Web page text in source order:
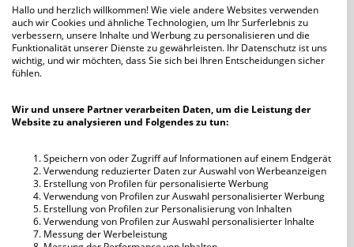
Hallo und herzlich willkommen! Wie viele andere Websites verwenden
auch wir Cookies und ähnliche Technologien, um Ihr Surferlebnis zu
verbessern, unsere Inhalte und Werbung zu personalisieren und die
Funktionalität unserer Dienste zu gewährleisten. Ihr Datenschutz ist uns
wichtig, und wir möchten, dass Sie sich bei Ihren Entscheidungen sicher
fühlen.
Wir und unsere Partner verarbeiten Daten, um die Leistung der
Website zu analysieren und Folgendes zu tun:
Speichern von oder Zugriff auf Informationen auf einem Endgerät
Verwendung reduzierter Daten zur Auswahl von Werbeanzeigen
Erstellung von Profilen für personalisierte Werbung
Verwendung von Profilen zur Auswahl personalisierter Werbung
Erstellung von Profilen zur Personalisierung von Inhalten
Verwendung von Profilen zur Auswahl personalisierter Inhalte
Messung der Werbeleistung
Augen consetetur
Haare consetetur
Schulabschluss conse
Kinder
co
Eigener Haushalt co
Alkohol co